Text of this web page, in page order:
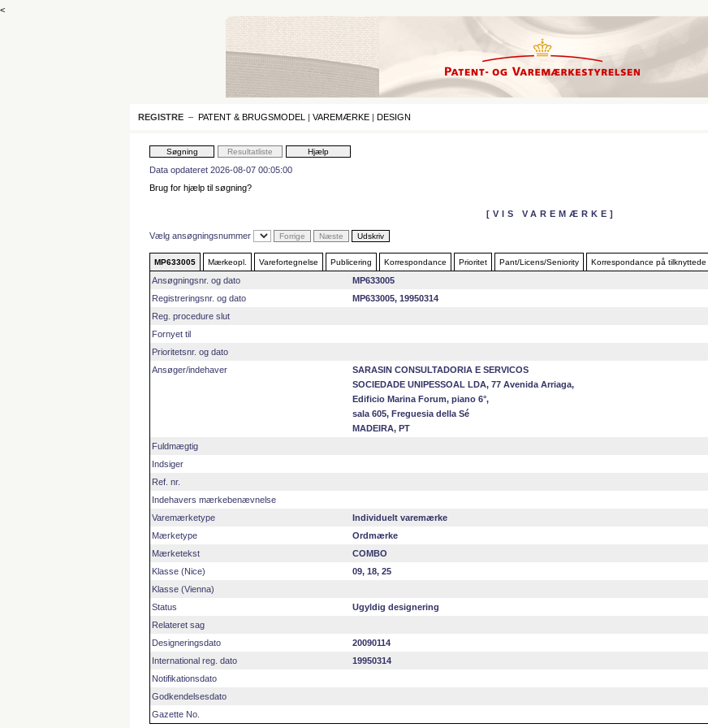
<
REGISTRE – PATENT & BRUGSMODEL | VAREMÆRKE | DESIGN
Data opdateret 2026-08-07 00:05:00
Brug for hjælp til søgning?
[VIS VAREMÆRKE]
Vælg ansøgningsnummer
MP633005 Mærkeopl. Varefortegnelse Publicering Korrespondance Prioritet Pant/Licens/Seniority Korrespondance på tilknyttede
Ansøgningsnr. og dato
MP633005
Registreringsnr. og dato
MP633005, 19950314
Reg. procedure slut
Fornyet til
Prioritetsnr. og dato
Ansøger/indehaver
SARASIN CONSULTADORIA E SERVICOS
SOCIEDADE UNIPESSOAL LDA, 77 Avenida Arriaga,
Edificio Marina Forum, piano 6°,
sala 605, Freguesia della Sé
MADEIRA, PT
Fuldmægtig
Indsiger
Ref. nr.
Indehavers mærkebenævnelse
Varemærketype
Individuelt varemærke
Mærketype
Ordmærke
Mærketekst
COMBO
Klasse (Nice)
09, 18, 25
Klasse (Vienna)
Status
Ugyldig designering
Relateret sag
Designeringsdato
20090114
International reg. dato
19950314
Notifikationsdato
Godkendelsesdato
Gazette No.